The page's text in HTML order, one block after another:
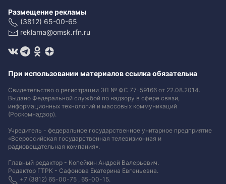
Размещение рекламы
(3812) 65-00-65
reklama@omsk.rfn.ru
При использовании материалов ссылка обязательна
Свидетельство о регистрации ЭЛ № ФС 77-59166 от 22.08.2014.
Выдано Федеральной службой по надзору в сфере связи,
информационных технологий и массовых коммуникаций
(Роскомнадзор).
Учредитель - федеральное государственное унитарное предприятие
«Всероссийская государственная телевизионная и
радиовещательная компания».
Главный редактор - Копейкин Андрей Валерьевич.
Редактор ГТРК - Сафонова Екатерина Евгеньевна.
+7 (3812) 65-00-75 , 65-00-15.